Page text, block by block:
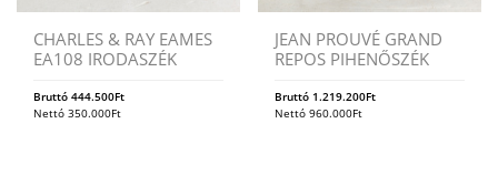
CHARLES & RAY EAMES
EA108 IRODASZÉK
Bruttó 444.500Ft
Nettó 350.000Ft
JEAN PROUVÉ GRAND
REPOS PIHENŐSZÉK
Bruttó 1.219.200Ft
Nettó960.000Ft